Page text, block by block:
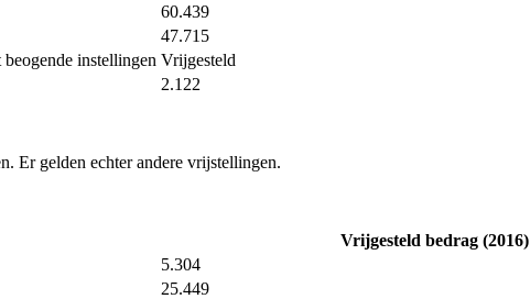
60.439
47.715
instellingen Vrijgesteld
2.122
Er gelden echter andere vrijstellingen.
Vrijgesteld bedrag (2016)
5.304
25.449